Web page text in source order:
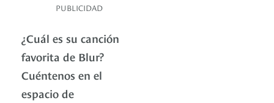
PUBLICIDAD
¿Cuál es su canción
favorita de Blur?
Cuéntenos en el
espacio de